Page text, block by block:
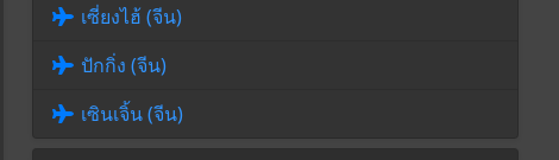
เซี่ยงไฮ้ (จีน)
ปักกิ่ง (จีน)
เซินเจิ้น (จีน)